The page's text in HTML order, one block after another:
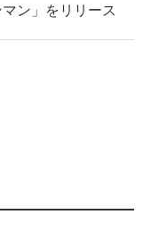
ン」をリリース